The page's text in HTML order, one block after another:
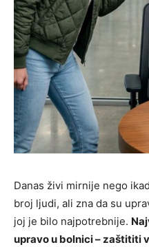
Danas živi mirnije nego
broj ljudi, ali zna da su
joj je bilo najpotrebnije.
upravo u bolnici – zaštititi